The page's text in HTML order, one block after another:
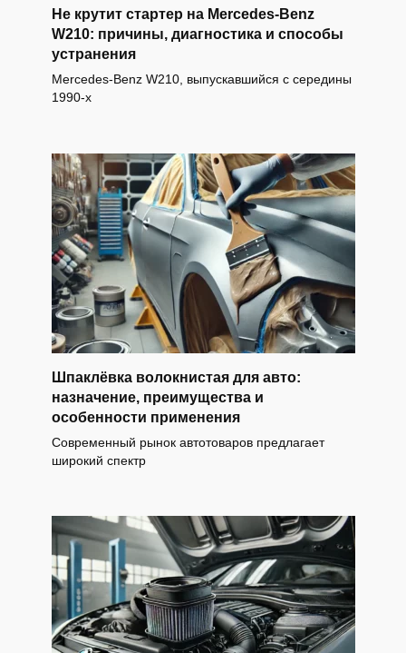
Не крутит стартер на Mercedes-Benz
W210: причины, диагностика и способы
устранения
Mercedes-Benz W210, выпускавшийся с середины
1990-х
Шпаклёвка волокнистая для авто:
назначение, преимущества и
особенности применения
Современный рынок автотоваров предлагает
широкий спектр